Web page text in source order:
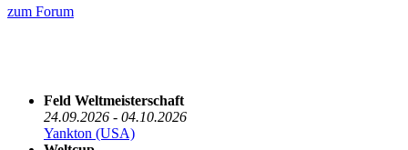
zum Forum
Feld Weltmeisterschaft
24.09.2026 - 04.10.2026
Yankton (USA)